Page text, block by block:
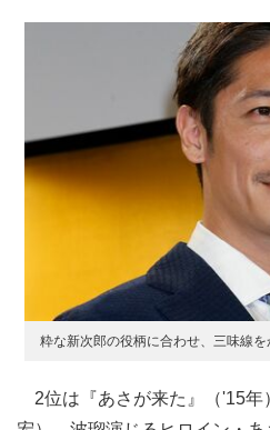
粋な新次郎の役柄に合わせ、三味線
2位は『あさが来た』（'15年